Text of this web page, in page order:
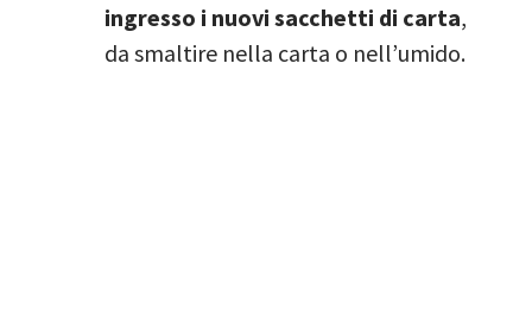
ingresso i nuovi sacchetti di carta,
da smaltire nella carta o nell’umido.